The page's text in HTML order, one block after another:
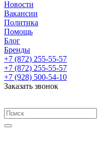
Новости
Вакансии
Политика
Помощь
Блог
Бренды
+7 (872) 255-55-57
+7 (872) 255-55-57
+7 (928) 500-54-10
Заказать звонок